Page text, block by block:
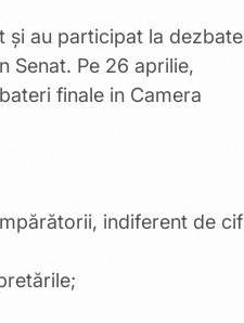
și au participat la
Senat. Pe 26 aprilie,
finale in Camera
indiferent de